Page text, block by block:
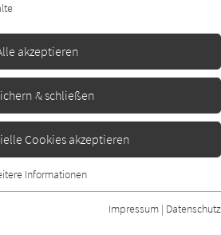
Magazin Kino
akzeptieren
& schließen
Cookies akzeptieren
Funktionen der Webseite
dass die Webseite einwandfrei
Informationen
Impressum | Datenschutz